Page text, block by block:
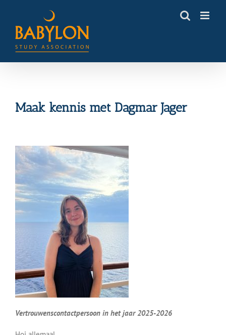
content
Maak kennis met Dagmar Jager
Vertrouwenscontactpersoon in het jaar 2025-2026